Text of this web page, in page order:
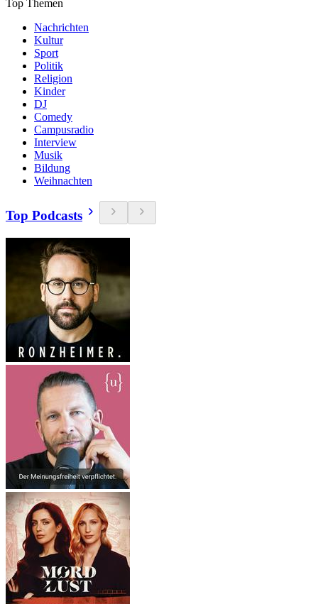
Top Themen
Nachrichten
Kultur
Sport
Politik
Religion
Kinder
DJ
Comedy
Campusradio
Interview
Musik
Bildung
Weihnachten
Top Podcasts